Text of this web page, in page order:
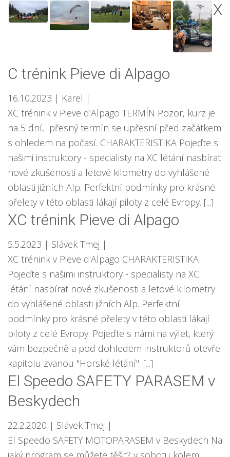
X
C trénink Pieve di Alpago
16.10.2023 | Karel |
XC trénink v Pieve d'Alpago TERMÍN Pozor, kurz je
na 5 dní, přesný termín se upřesní před začátkem
s ohledem na počasí. CHARAKTERISTIKA Pojeďte s
našimi instruktory - specialisty na XC létání nasbírat
nové zkušenosti a letové kilometry do vyhlášené
oblasti jižních Alp. Perfektní podmínky pro krásné
přelety v této oblasti lákají piloty z celé Evropy. [...]
XC trénink Pieve di Alpago
5.5.2023 | Slávek Tmej |
XC trénink v Pieve d'Alpago CHARAKTERISTIKA
Pojeďte s našimi instruktory - specialisty na XC
létání nasbírat nové zkušenosti a letové kilometry
do vyhlášené oblasti jižních Alp. Perfektní
podmínky pro krásné přelety v této oblasti lákají
piloty z celé Evropy. Pojeďte s námi na výlet, který
vám bezpečně a pod dohledem instruktorů otevře
kapitolu zvanou "Horské létání". [...]
El Speedo SAFETY PARASEM v
Beskydech
22.2.2020 | Slávek Tmej |
El Speedo SAFETY MOTOPARASEM v Beskydech Na